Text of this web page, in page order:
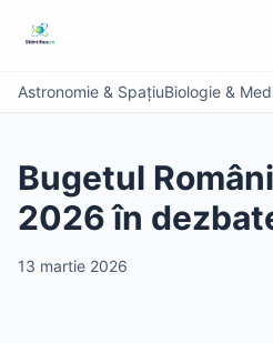
Astronomie & SpațiuBiologie &
Bugetul
2026 în
13 martie 2026